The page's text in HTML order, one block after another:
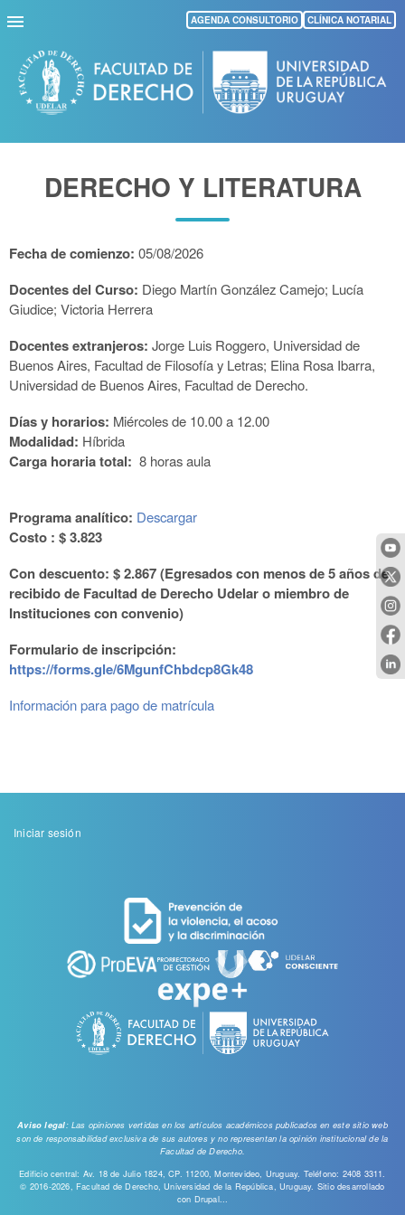
Pasar
al
contenido
principal
AGENDA CONSULTORIO CLÍNICA NOTARIAL
DERECHO Y LITERATURA
Fecha de comienzo: 05/08/2026
Docentes del Curso: Diego Martín González Camejo; Lucía
Giudice; Victoria Herrera
Docentes extranjeros: Jorge Luis Roggero, Universidad de
Buenos Aires, Facultad de Filosofía y Letras; Elina Rosa Ibarra,
Universidad de Buenos Aires, Facultad de Derecho.
Días y horarios: Miércoles de 10.00 a 12.00
Modalidad: Híbrida
Carga horaria total: 8 horas aula
Programa analítico: Descargar
Costo : $ 3.823
Con descuento: $ 2.867 (Egresados con menos de 5 años de
recibido de Facultad de Derecho Udelar o miembro de
Instituciones con convenio)
Formulario de inscripción:
https://forms.gle/6MgunfChbdcp8Gk48
Información para pago de matrícula
Menu
Iniciar sesión
Aviso legal: Las opiniones vertidas en los artículos académicos publicados en este sitio web
son de responsabilidad exclusiva de sus autores y no representan la opinión institucional de la
Facultad de Derecho.
Edificio central: Av. 18 de Julio 1824, CP. 11200, Montevideo, Uruguay. Teléfono: 2408 3311.
© 2016-2026, Facultad de Derecho, Universidad de la República, Uruguay. Sitio desarrollado
con Drupal...